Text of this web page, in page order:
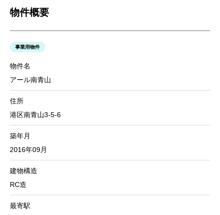
物件概要
事業用物件
物件名
アール南青山
住所
港区南青山3-5-6
築年月
2016年09月
建物構造
RC造
最寄駅